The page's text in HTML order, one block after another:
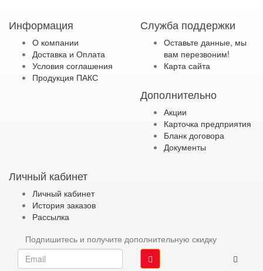
Информация
О компании
Доставка и Оплата
Условия соглашения
Продукция ПАКС
Служба поддержки
Оставьте данные, мы
вам перезвоним!
Карта сайта
Дополнительно
Акции
Карточка предприятия
Бланк договора
Документы
Личный кабинет
Личный кабинет
История заказов
Рассылка
Подпишитесь и получите дополнительную скидку